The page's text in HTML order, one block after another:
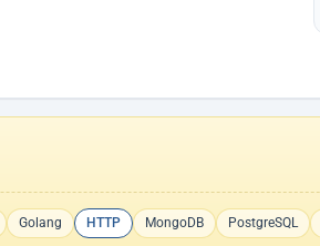
Golang HTTP MongoDB PostgreSQL